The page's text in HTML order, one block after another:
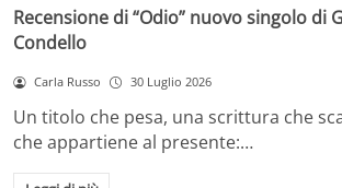
Recensione di “Odio” nuovo singolo di
Condello
Carla Russo 30 Luglio 2026
Un titolo che pesa, una scrittura che
che appartiene al presente:…